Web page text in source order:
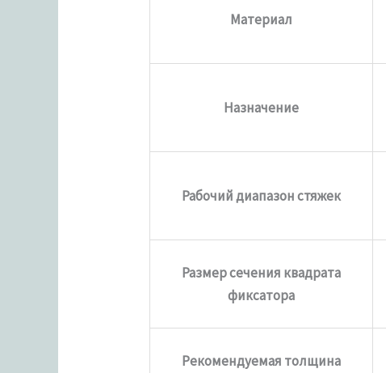
Материал
Назначение
Рабочий диапазон стяжек
Размер сечения квадрата
фиксатора
Рекомендуемая толщина